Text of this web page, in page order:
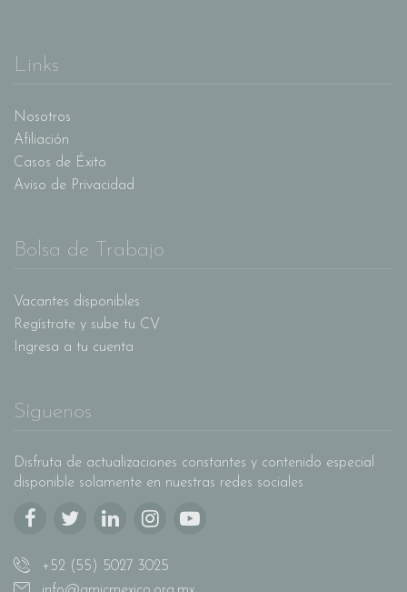
Links
Nosotros
Afiliación
Casos de Éxito
Aviso de Privacidad
Bolsa de Trabajo
Vacantes disponibles
Regístrate y sube tu CV
Ingresa a tu cuenta
Síguenos
Disfruta de actualizaciones constantes y contenido especial
disponible solamente en nuestras redes sociales
+52 (55) 5027 3025